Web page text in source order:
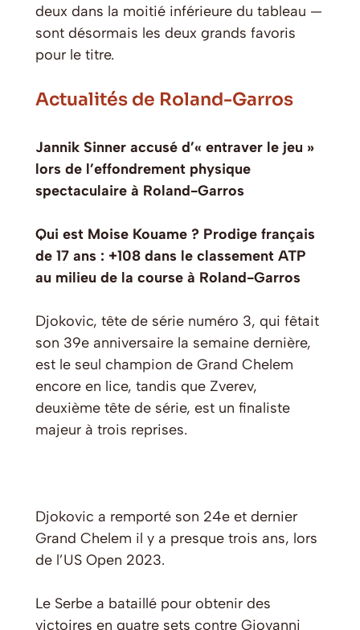
deux dans la moitié inférieure du tableau —
sont désormais les deux grands favoris
pour le titre.
Actualités de Roland-Garros
Jannik Sinner accusé d’« entraver le jeu »
lors de l’effondrement physique
spectaculaire à Roland-Garros
Qui est Moise Kouame ? Prodige français
de 17 ans : +108 dans le classement ATP
au milieu de la course à Roland-Garros
Djokovic, tête de série numéro 3, qui fêtait
son 39e anniversaire la semaine dernière,
est le seul champion de Grand Chelem
encore en lice, tandis que Zverev,
deuxième tête de série, est un finaliste
majeur à trois reprises.
Djokovic a remporté son 24e et dernier
Grand Chelem il y a presque trois ans, lors
de l’US Open 2023.
Le Serbe a bataillé pour obtenir des
victoires en quatre sets contre Giovanni